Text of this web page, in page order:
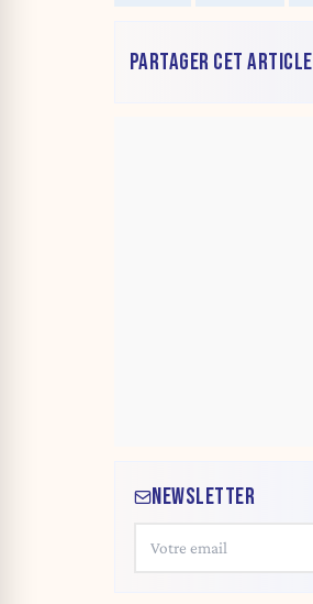
PARTAGER CET ARTICLE
NEWSLETTER